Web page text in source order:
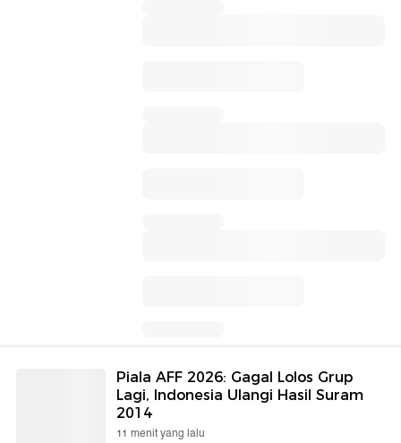
Piala AFF 2026: Gagal Lolos Grup
Lagi, Indonesia Ulangi Hasil Suram
2014
11 menit yang lalu